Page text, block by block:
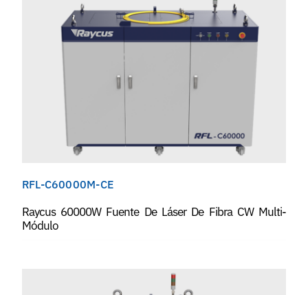
RFL-C60000M-CE
Raycus 60000W Fuente De Láser De Fibra CW Multi-
Módulo